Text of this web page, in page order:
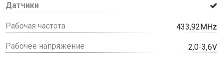
Датчики
Рабочая частота 433,92MHz
Рабочее напряжение 2,0-3,6V